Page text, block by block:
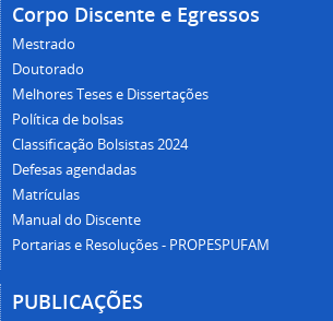
Corpo Discente e Egressos
Mestrado
Doutorado
Melhores Teses e Dissertações
Política de bolsas
Classificação Bolsistas 2024
Defesas agendadas
Matrículas
Manual do Discente
Portarias e Resoluções - PROPESPUFAM
PUBLICAÇÕES